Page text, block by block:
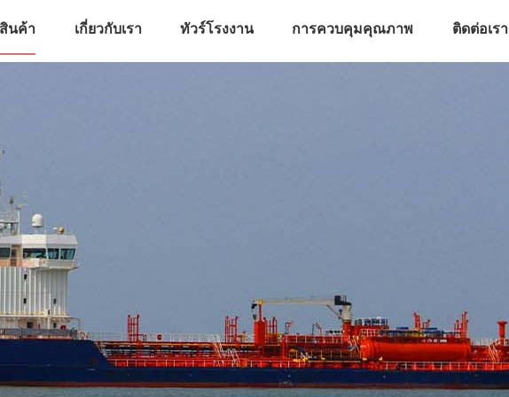
สินค้า เกี่ยวกับเรา ทัวร์โรงงาน การควบคุมคุณภาพ ติดต่อเรา